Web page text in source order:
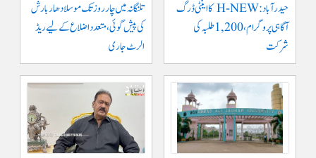
حیدرآباد: H-NEW کا اینٹی ڈرگ
آگاہی پروگرام، 1,200 طلبہ کی
شرکت
تلنگانہ میں چار روز تک موسلادھار بارش
کی پیش گوئی، متعدد اضلاع کے لیے ریڈ
الرٹ جاری